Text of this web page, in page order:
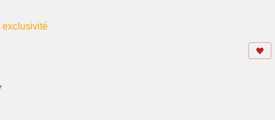
exclusivité